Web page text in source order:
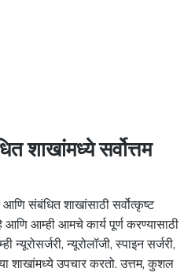
शाखांमध्ये सर्वोत्तम
आणि संबंधित शाखांसाठी सर्वोत्कृष्ट
आम्ही आमचे कार्य पूर्ण करण्यासाठी
न्यूरोलॉजी, स्पाइन सर्जरी,
शाखांमध्ये उपचार करतो. उत्तम, कुशल